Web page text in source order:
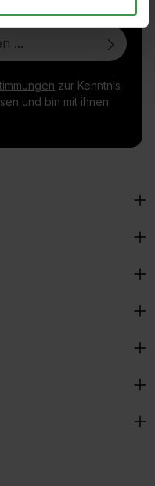
zur Kenntnis
und bin mit ihnen